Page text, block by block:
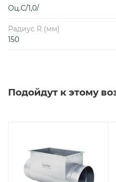
Оц.С/1,0/
Радиус R (мм)
150
Подойдут к этому